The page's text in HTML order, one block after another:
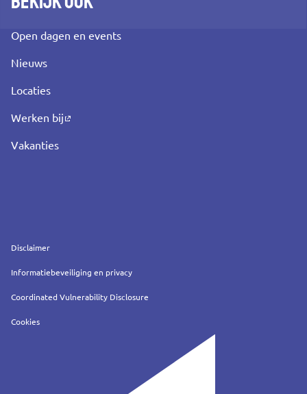
Open dagen en events
Nieuws
Locaties
Werken bij
Vakanties
Service
Disclaimer
Informatiebeveiliging en privacy
Coordinated Vulnerability Disclosure
Cookies